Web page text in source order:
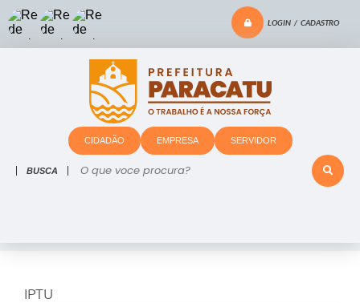
LOGIN / CADASTRO
O que voce procura?
CIDADÃO EMPRESA SERVIDOR
IPTU